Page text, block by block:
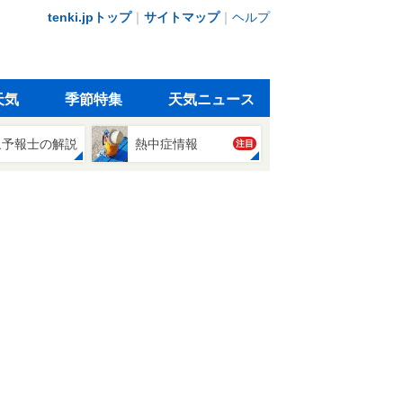
tenki.jpトップ｜ サイトマップ｜ ヘルプ
気 季節特集 天気ニュース
報士の解説 熱中症情報 注目